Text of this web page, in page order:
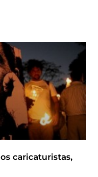
caricaturistas,